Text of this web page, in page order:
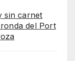
sin carnet
del Port